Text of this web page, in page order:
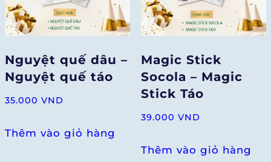
Nguyệt quế dâu –
Nguyệt quế táo
35.000 VND
Thêm vào giỏ hàng
Magic Stick
Socola – Magic
Stick Táo
39.000 VND
Thêm vào giỏ hàng